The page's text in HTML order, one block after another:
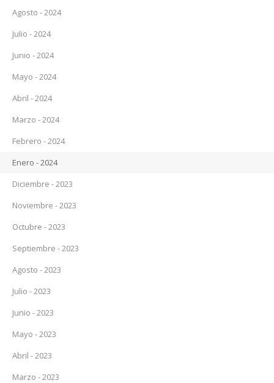
Agosto - 2024
Julio - 2024
Junio - 2024
Mayo - 2024
Abril - 2024
Marzo - 2024
Febrero - 2024
Enero - 2024
Diciembre - 2023
Noviembre - 2023
Octubre - 2023
Septiembre - 2023
Agosto - 2023
Julio - 2023
Junio - 2023
Mayo - 2023
Abril - 2023
Marzo - 2023